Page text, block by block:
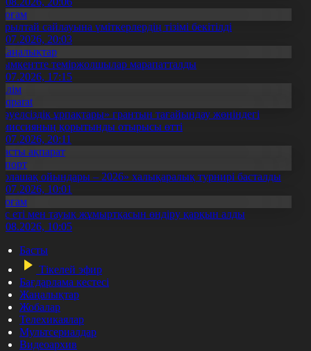
сайлауына үміткерлердің тізімі бекітілді
20:03
теміржолшылар марапатталды
17:15
ұрпақтары» грантын тағайындау жөніндегі
қорытынды отырысы өтті
20:11
ақпарат
ойындары – 2026» халықаралық турнирі басталды
10:01
еті мен тауық жұмыртқасын өндіру қарқын алды
10:05
Басты
Тікелей эфир
Бағдарлама кестесі
Жаңалықтар
Жобалар
Телехикаялар
Мультсериалдар
Видеоархив